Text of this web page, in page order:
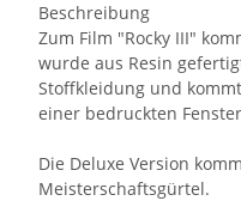
Beschreibung
Zum Film "Rocky III"
wurde aus Resin
Stoffkleidung und
einer bedruckten
Die Deluxe Version
Meisterschaftsgürtel.